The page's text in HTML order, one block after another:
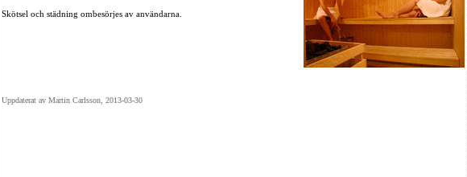
Skötsel och städning ombesörjes av användarna.
Uppdaterat av Martin Carlsson, 2013-03-30